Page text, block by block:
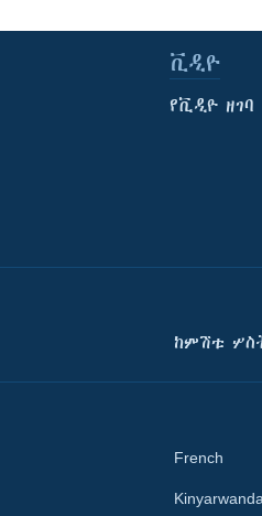
ቪዲዮ
የቪዲዮ ዘገባ
ከምሽቱ
French